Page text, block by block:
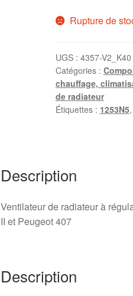
Rupture de
UGS : 4357-
Catégories :
chauffage,
de radiateur
Étiquettes : 1253N5,
Description
Ventilateur de radiateur à
II et Peugeot 407
Description